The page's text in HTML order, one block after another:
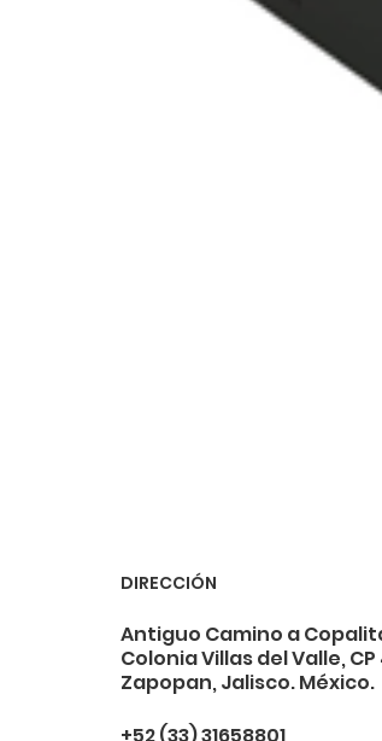
DIRECCIÓN
Antiguo Camino a
Colonia Villas del Valle, CP
Zapopan, Jalisco. México.
+52 (33) 31658801